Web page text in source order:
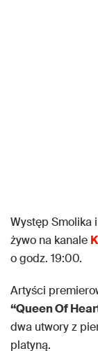
Występ Smolika
żywo na kanale
o godz. 19:00.
Artyści
“Queen Of
dwa utwory z
platyną.